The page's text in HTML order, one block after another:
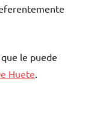
quе le puede
Huete